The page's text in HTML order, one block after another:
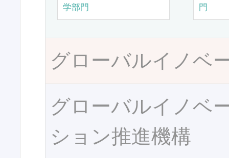
学部門
門
グローバルイノベ
グローバルイノベ
ション推進機構